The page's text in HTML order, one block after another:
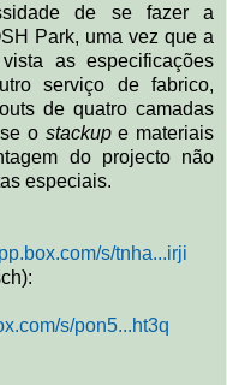
de se fazer a
Park, uma vez que a
as especificações
serviço de fabrico,
de quatro camadas
o stackupe materiais
do projecto não
especiais.
s/tnha...irji
s/pon5...ht3q